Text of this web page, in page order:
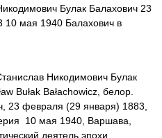
Булак Балахович 23
мая 1940 Балахович в
Никодимович Булак
Bułak Bałachowicz, белор.
23 февраля (29 января) 1883,
10 мая 1940, Варшава,
деятель эпохи